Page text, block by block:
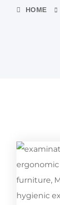
HOME